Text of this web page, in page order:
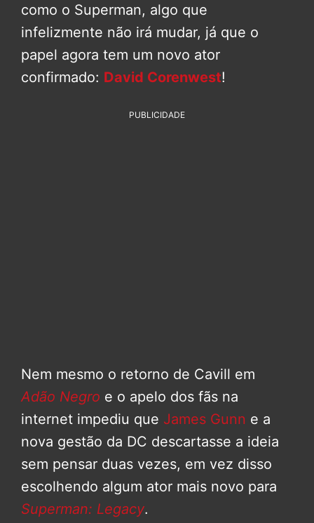
como o Superman, algo que
infelizmente não irá mudar, já que o
papel agora tem um novo ator
confirmado: David Corenwest!
PUBLICIDADE
Nem mesmo o retorno de Cavill em
Adão Negro e o apelo dos fãs na
internet impediu que James Gunn e a
nova gestão da DC descartasse a ideia
sem pensar duas vezes, em vez disso
escolhendo algum ator mais novo para
Superman: Legacy.